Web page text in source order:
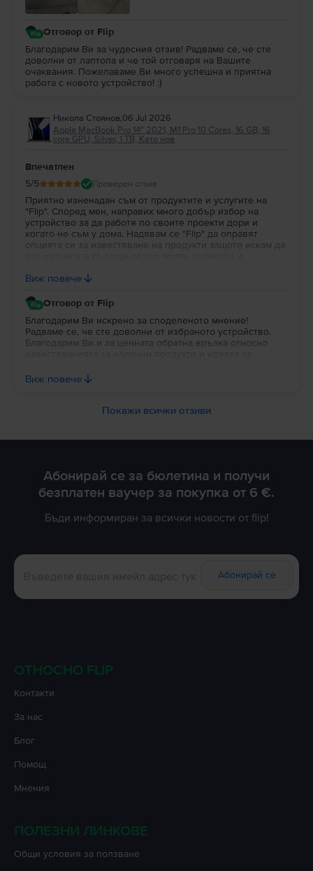
Отговор от Flip
Благодарим Ви за чудесния отзив! Радваме се, че сте
доволни от лаптопа и че той отговаря на Вашите
очаквания. Пожелаваме Ви много успешна и приятна
работа с новото устройство! :)
Никола Стоянов,06 Jul 2026
Apple MacBook Pro 14″ 2021, M1 Pro 10 Cores, 16 GB, 16
core GPU, Silver, 1 TB, Като нов
Впечатлен
5/5 Проверен отзив
Приятно изненадан съм от продуктите и услугите на
"Flip". Според мен, направих много добър избор на
устройство за да работя по своите проекти дори и
когато не съм у дома. Надявам се "Flip" да оправят
опцията си за известяване на продукти защото искам да
парички за пазаруване.
Виж повече
Отговор от Flip
Благодарим Ви искрено за споделеното мнение!
Радваме се, че сте доволни от избраното устройство.
Благодарим Ви и за ценната обратна връзка относно
върху подобряването на платформата и Вашите
Благодарим Ви за доверието!
Виж повече
Покажи всички отзиви
Абонирай се за бюлетина и получи
безплатен ваучер за покупка от 6 €.
Бъди информиран за всички новости от flip!
Абонирай се
ОТНОСНО FLIP
Контакти
За нас
Блог
Помощ
Мнения
ПОЛЕЗНИ ЛИНКОВЕ
Oбщи условия за ползване